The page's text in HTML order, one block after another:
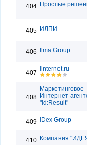
404 Простые
405 ИЛПИ
406 Ilma Group
407
iinternet.ru
408
Маркетинговое
Интернет-
"id:Result"
409 iDex Group
410 Компания